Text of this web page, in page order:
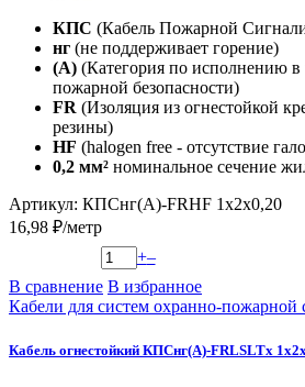
КПС (Кабель Пожарной
нг (не поддерживает горение)
(А) (Категория по исполнению в
пожарной безопасности)
FR (Изоляция из огнестойкой
резины)
HF (halogen free - отсутствие
0,2 мм² номинальное сечение
Артикул: КПСнг(А)-FRHF 1х2х0,20
16,98 ₽/метр
+–
В сравнение В избранное
Кабели для систем охранно-пожарной
Кабель огнестойкий КПСнг(А)-FRLSLTx